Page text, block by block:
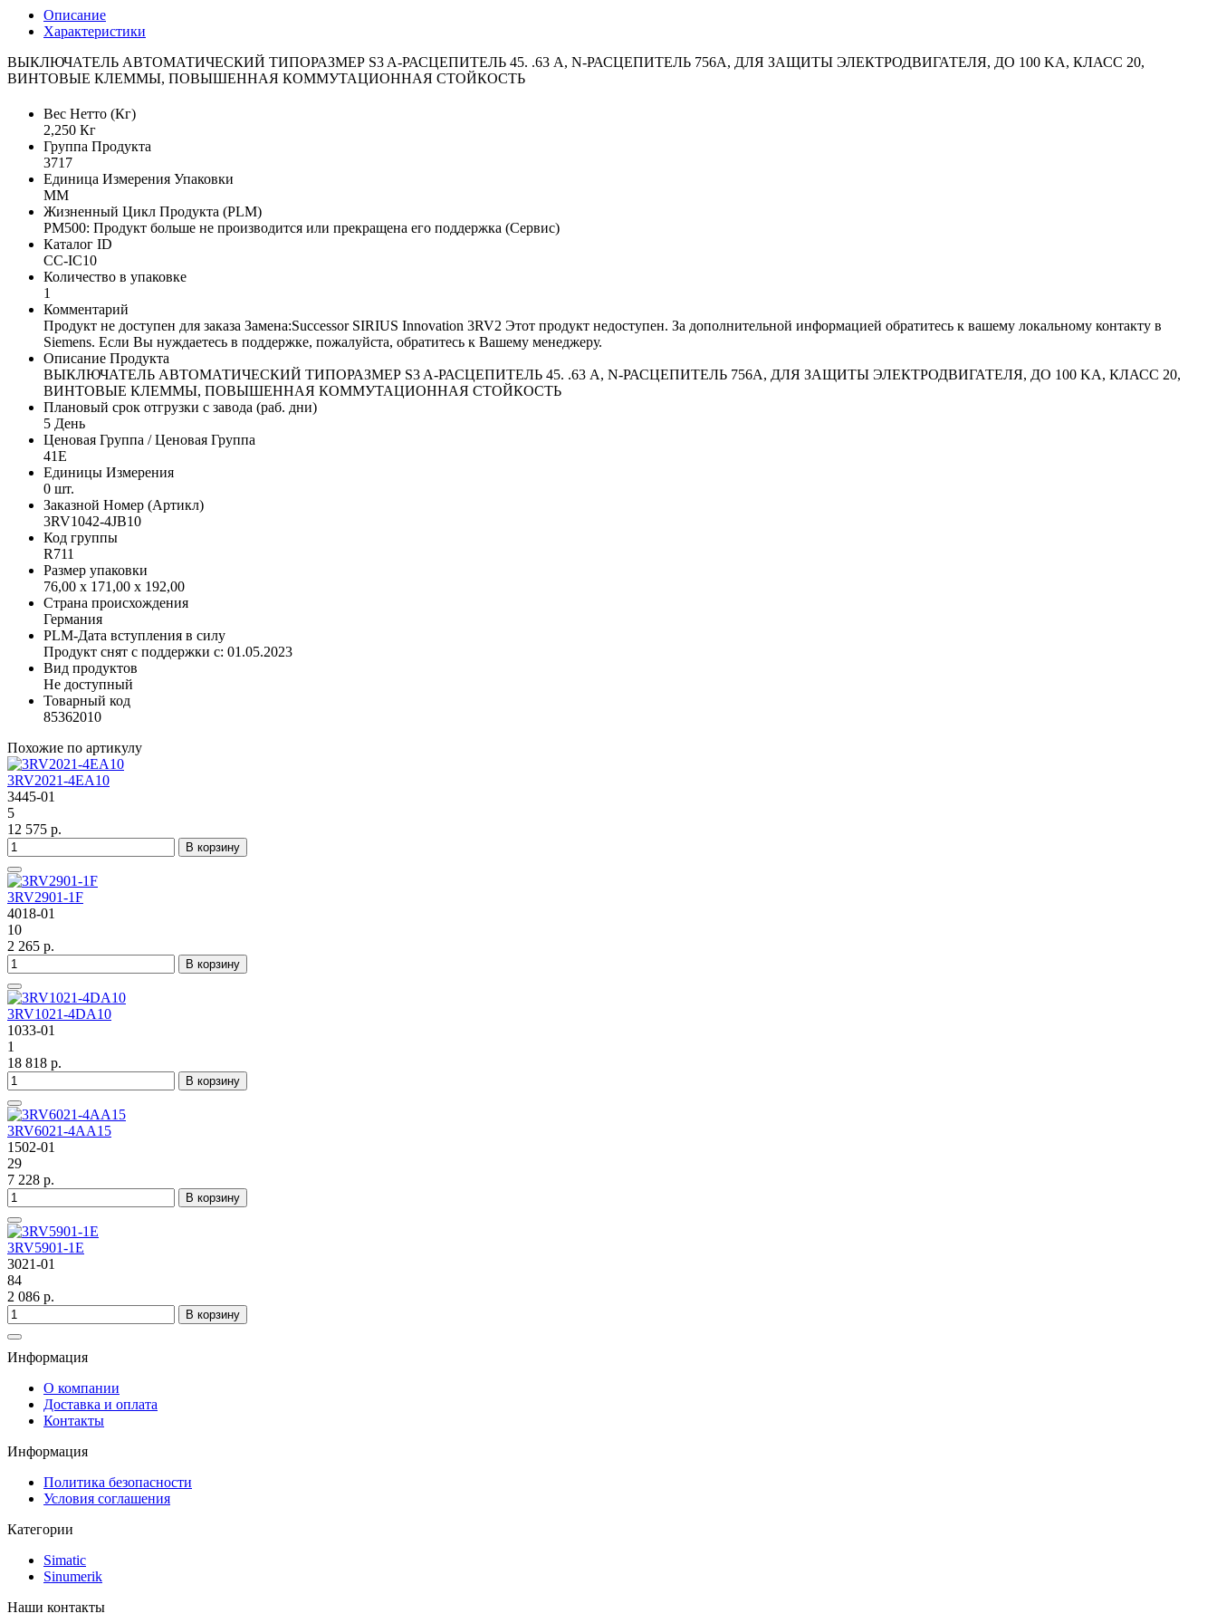
Описание
Характеристики
ВЫКЛЮЧАТЕЛЬ АВТОМАТИЧЕСКИЙ ТИПОРАЗМЕР S3 A-РАСЦЕПИТЕЛЬ 45. .63 A, N-РАСЦЕПИТЕЛЬ 756A, ДЛЯ ЗАЩИТЫ ЭЛЕКТРОДВИГАТЕЛЯ, ДО 100 KA, КЛАСС 20,
ВИНТОВЫЕ КЛЕММЫ, ПОВЫШЕННАЯ КОММУТАЦИОННАЯ СТОЙКОСТЬ
Вес Нетто (Кг)
2,250 Кг
Группа Продукта
3717
Единица Измерения Упаковки
MM
Жизненный Цикл Продукта (PLM)
PM500: Продукт больше не производится или прекращена его поддержка (Сервис)
Каталог ID
CC-IC10
Количество в упаковке
1
Комментарий
Продукт не доступен для заказа Замена:Successor SIRIUS Innovation 3RV2 Этот продукт недоступен. За дополнительной информацией обратитесь к вашему локальному контакту в
Siemens. Если Вы нуждаетесь в поддержке, пожалуйста, обратитесь к Вашему менеджеру.
Описание Продукта
ВЫКЛЮЧАТЕЛЬ АВТОМАТИЧЕСКИЙ ТИПОРАЗМЕР S3 A-РАСЦЕПИТЕЛЬ 45. .63 A, N-РАСЦЕПИТЕЛЬ 756A, ДЛЯ ЗАЩИТЫ ЭЛЕКТРОДВИГАТЕЛЯ, ДО 100 KA, КЛАСС 20,
ВИНТОВЫЕ КЛЕММЫ, ПОВЫШЕННАЯ КОММУТАЦИОННАЯ СТОЙКОСТЬ
Плановый срок отгрузки с завода (раб. дни)
5 День
Ценовая Группа / Ценовая Группа
41E
Единицы Измерения
0 шт.
Заказной Номер (Артикл)
3RV1042-4JB10
Код группы
R711
Размер упаковки
76,00 x 171,00 x 192,00
Страна происхождения
Германия
PLM-Дата вступления в силу
Продукт снят с поддержки с: 01.05.2023
Вид продуктов
Не доступный
Товарный код
85362010
Похожие по артикулу
3RV2021-4EA10
3445-01
5
12 575 р.
В корзину
3RV2901-1F
4018-01
10
2 265 р.
В корзину
3RV1021-4DA10
1033-01
1
18 818 р.
В корзину
3RV6021-4AA15
1502-01
29
7 228 р.
В корзину
3RV5901-1E
3021-01
84
2 086 р.
В корзину
Информация
О компании
Доставка и оплата
Контакты
Информация
Политика безопасности
Условия соглашения
Категории
Simatic
Sinumerik
Наши контакты